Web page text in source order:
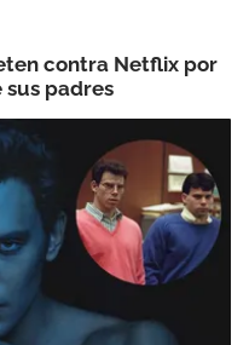
contra Netflix por
padres